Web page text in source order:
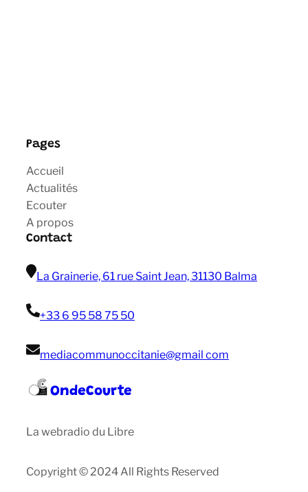
Pages
Accueil
Actualités
Ecouter
A propos
Contact
La Grainerie, 61 rue Saint Jean, 31130 Balma
+33 6 95 58 75 50
mediacommunoccitanie@gmail com
OndeCourte
La webradio du Libre
Copyright © 2024 All Rights Reserved